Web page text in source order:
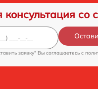
консультация со
заявку" Вы соглашаетесь c